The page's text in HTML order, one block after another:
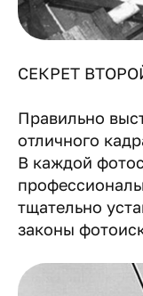
СЕКРЕТ
Правильно
отличного
В каждой
тщательно
законы